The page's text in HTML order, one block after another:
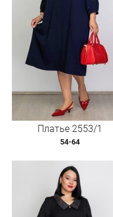
Платье 2553/1
54-64